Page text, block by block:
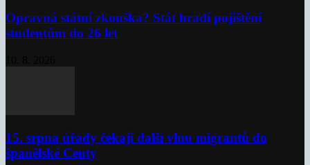
Opravná státní zkouška? Stát hradí pojištění
studentům do 26 let
15. srpna úřady čekají další vlnu migrantů do
španělské Ceuty